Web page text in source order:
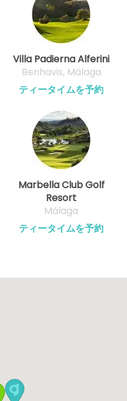
Villa Padierna Alferini
Benhavis, Málaga
ティータイムを予約
Marbella Club Golf
Resort
Málaga
ティータイムを予約